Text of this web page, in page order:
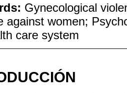
Gynecological
against women;
care system